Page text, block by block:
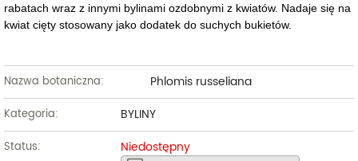
rabatach wraz z innymi bylinami ozdobnymi z kwiatów. Nadaje się na
kwiat cięty stosowany jako dodatek do suchych bukietów.
Nazwa botaniczna: Phlomis russeliana
Kategoria: BYLINY
Status:
Niedostępny